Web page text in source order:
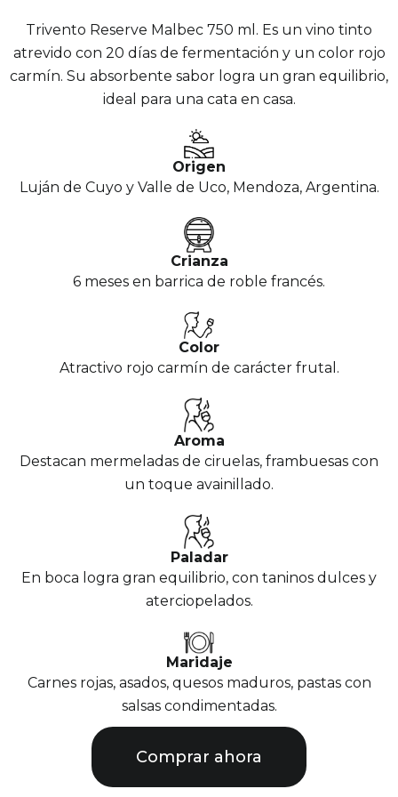
Trivento Reserve Malbec 750 ml. Es un vino tinto
atrevido con 20 días de fermentación y un color rojo
carmín. Su absorbente sabor logra un gran equilibrio,
ideal para una cata en casa.
Origen
Luján de Cuyo y Valle de Uco, Mendoza, Argentina.
Crianza
6 meses en barrica de roble francés.
Color
Atractivo rojo carmín de carácter frutal.
Aroma
Destacan mermeladas de ciruelas, frambuesas con
un toque avainillado.
Paladar
En boca logra gran equilibrio, con taninos dulces y
aterciopelados.
Maridaje
Carnes rojas, asados, quesos maduros, pastas con
salsas condimentadas.
Comprar ahora